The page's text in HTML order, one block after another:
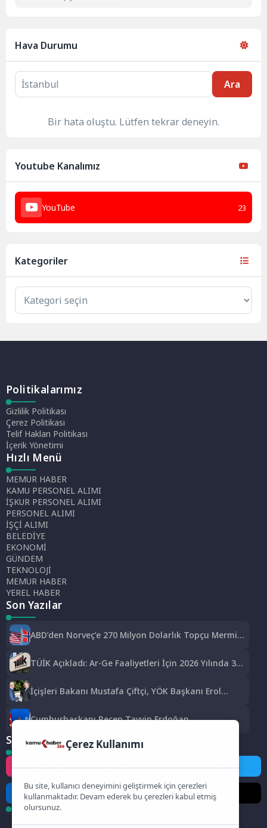
Hava Durumu
Ara
Bir hata oluştu. Lütfen tekrar deneyin.
Youtube Kanalımız
YouTube 23
Kategoriler
Politikalarımız
Gizlilik Politikası
Çerez Politikası
Telif Hakları Politikası
İçerik Yönetimi
Hızlı Menü
MEMUR HABER
KAMU PERSONEL ALIMI
İŞKUR PERSONEL ALIMI
PERSONEL ALIMI
İŞÇİ ALIMI
BELEDİYE
EKONOMİ
GÜNDEM
TEKNOLOJİ
MEMUR HABER
YEREL HABER
Son Yazılar
ABD’den Norveç’e 270 Milyon Dolarlık Topçu Mermisi
TÜİK Açıkladı: Ar-Ge Faaliyetleri İçin 2026 Yılında 308
İçişleri Bakanı Mustafa Çiftçi, YÖK Başkanı Erol
Cumhurbaşkanı Recep Tayyip Erdoğan
“Terörsüz Türkiye” Süreci Oldu
Sosyal Medya
Instagram Facebook Twitter
LinkedIn YouTube TikTok
Çerez Kullanımı
Bu site, kullanıcı deneyimini geliştirmek için çerezleri
kullanmaktadır. Devam ederek bu çerezleri kabul etmiş
olursunuz.